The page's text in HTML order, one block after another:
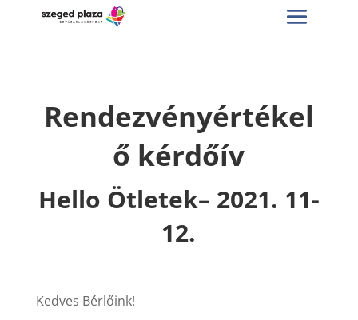
Rendezvényértékel
ő kérdőív
Hello Ötletek– 2021. 11-
12.
Kedves Bérlőink!